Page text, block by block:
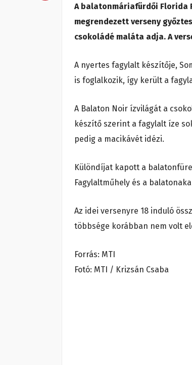
A balatonmáriafürdői Florida
megrendezett verseny
csokoládé maláta adja. A
A nyertes fagylalt készítője,
is foglalkozik, így került a
A Balaton Noir ízvilágát a
készítő szerint a fagylalt íze
pedig a macikávét idézi.
Különdíjat kapott a
Fagylaltműhely és a
Az idei versenyre 18 induló
többsége korábban nem volt
Forrás: MTI
Fotó: MTI / Krizsán Csaba